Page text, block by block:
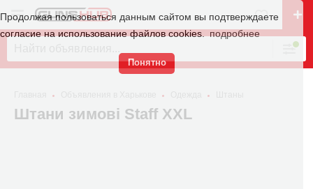
Продолжая пользоваться данным сайтом вы подтверждаете
согласие на использование файлов cookies.
подробнее
Понятно
Штани зимові Staff XXL